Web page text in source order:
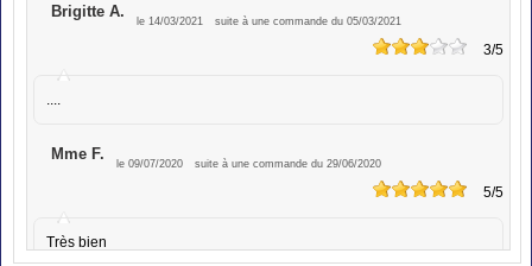
Brigitte A.
le 14/03/2021 suite à une commande du 05/03/2021
3/5
....
Mme F.
le 09/07/2020 suite à une commande du 29/06/2020
5/5
Très bien